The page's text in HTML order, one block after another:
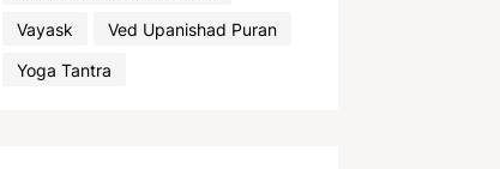
Vayask
Ved Upanishad Puran
Yoga Tantra